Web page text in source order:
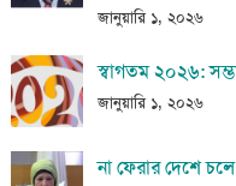
জানুয়ারি ১, ২০২৬
স্বাগতম ২০২৬:
জানুয়ারি ১, ২০২৬
না ফেরার দেশে